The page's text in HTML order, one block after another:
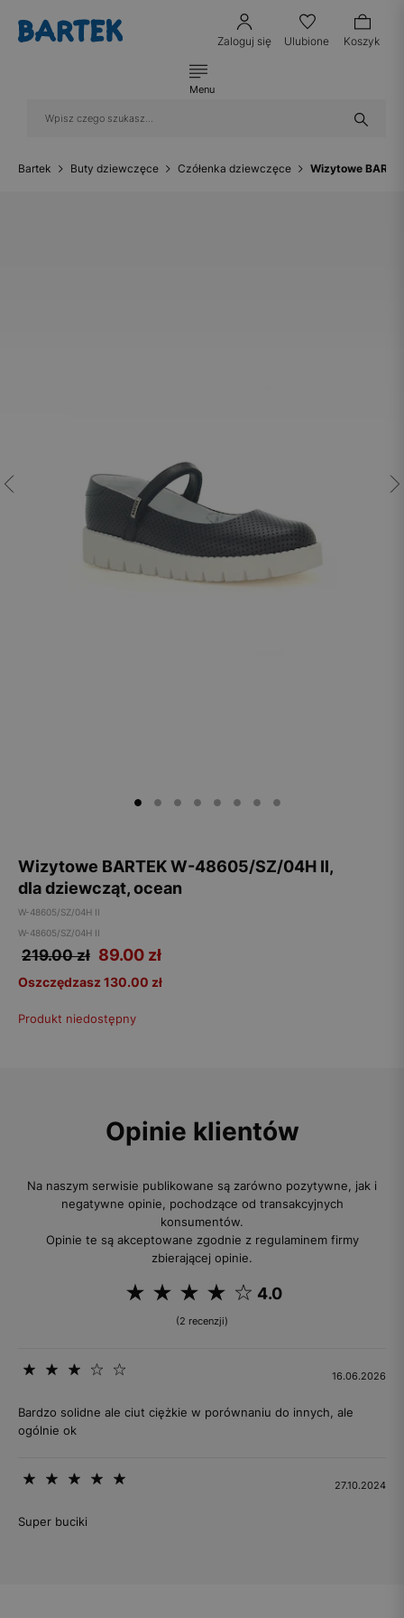
Zaloguj się Ulubione Koszyk
Menu
Bartek Buty dziewczęce Czółenka dziewczęce Wizytowe
Wizytowe BARTEK W-48605/SZ/04H II,
dla dziewcząt, ocean
W-48605/SZ/04H II
W-48605/SZ/04H II
219.00 zł 89.00 zł
Oszczędzasz 130.00 zł
Produkt niedostępny
Opinie klientów
Na naszym serwisie publikowane są zarówno pozytywne, jak i
negatywne opinie, pochodzące od transakcyjnych
konsumentów.
Opinie te są akceptowane zgodnie z regulaminem firmy
zbierającej opinie.
4.0
(2 recenzji)
16.06.2026
Bardzo solidne ale ciut ciężkie w porównaniu do innych, ale
ogólnie ok
27.10.2024
Super buciki